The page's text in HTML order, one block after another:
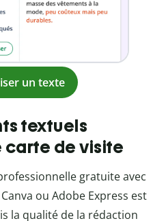
un texte
textuels
carte de visite
gratuite avec
ou Adobe Express est
la qualité de la rédaction